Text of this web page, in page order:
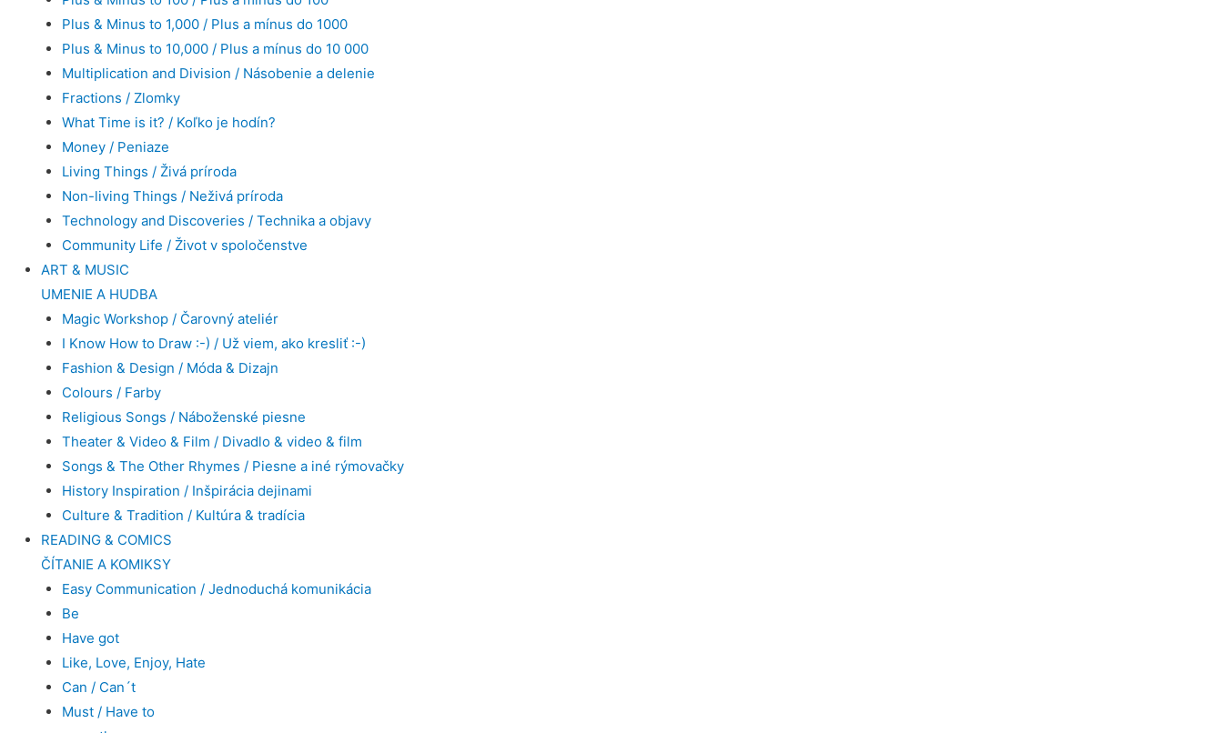
Plus & Minus to 1,000 / Plus a mínus do 1000
Plus & Minus to 10,000 / Plus a mínus do 10 000
Multiplication and Division / Násobenie a delenie
Fractions / Zlomky
What Time is it? / Koľko je hodín?
Money / Peniaze
Living Things / Živá príroda
Non-living Things / Neživá príroda
Technology and Discoveries / Technika a objavy
Community Life / Život v spoločenstve
ART & MUSIC
UMENIE A HUDBA
Magic Workshop / Čarovný ateliér
I Know How to Draw :-) / Už viem, ako kresliť :-)
Fashion & Design / Móda & Dizajn
Colours / Farby
Religious Songs / Náboženské piesne
Theater & Video & Film / Divadlo & video & film
Songs & The Other Rhymes / Piesne a iné rýmovačky
History Inspiration / Inšpirácia dejinami
Culture & Tradition / Kultúra & tradícia
READING & COMICS
ČÍTANIE A KOMIKSY
Easy Communication / Jednoduchá komunikácia
Be
Have got
Like, Love, Enjoy, Hate
Can / Can´t
Must / Have to